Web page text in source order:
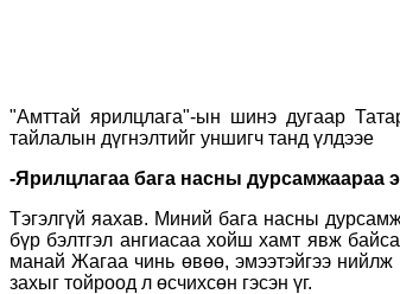
"Амттай ярилцлага"-ын шинэ дугаар
тайлалын дүгнэлтийг уншигч танд үлдээе
-Ярилцлагаа бага насны дурсамжаараа
Тэгэлгүй яахав. Миний бага насны
бүр бэлтгэл ангиасаа хойш хамт явж
манай Жагаа чинь өвөө, эмээтэйгээ
захыг тойроод л өсчихсөн гэсэн үг.